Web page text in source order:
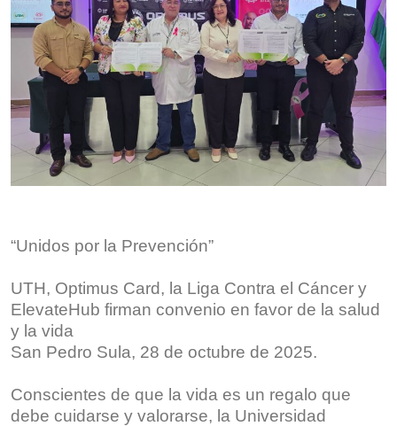
“Unidos por la Prevención”
UTH, Optimus Card, la Liga Contra el Cáncer y
ElevateHub firman convenio en favor de la salud
y la vida
San Pedro Sula, 28 de octubre de 2025.
Conscientes de que la vida es un regalo que
debe cuidarse y valorarse, la Universidad